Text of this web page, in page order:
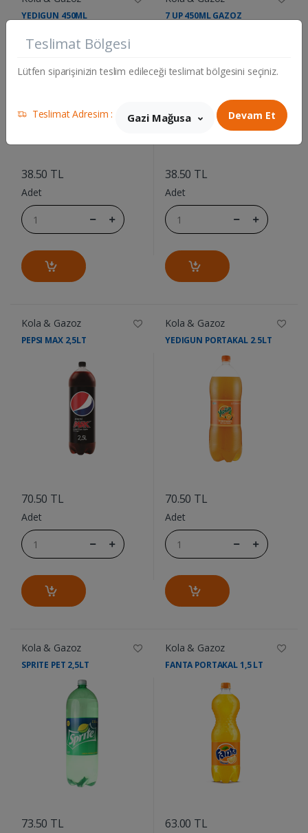
YEDIGUN 450ML
38.50 TL
Adet
7 UP 450ML GAZOZ
38.50 TL
Adet
Kola & Gazoz
PEPSI MAX 2,5LT
70.50 TL
Adet
Kola & Gazoz
YEDIGUN PORTAKAL 2.5LT
70.50 TL
Adet
Kola & Gazoz
SPRITE PET 2,5LT
73.50 TL
Kola & Gazoz
FANTA PORTAKAL 1,5 LT
63.00 TL
Teslimat Bölgesi
Lütfen siparişinizin teslim edileceği teslimat bölgesini seçiniz.
Teslimat Adresim : Gazi Mağusa Devam Et